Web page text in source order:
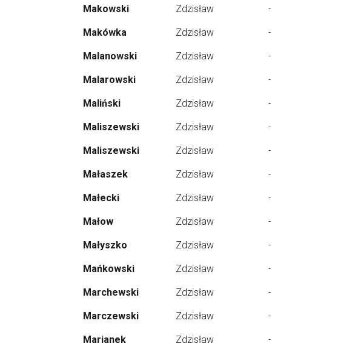
Makowski Zdzisław -
Makówka Zdzisław -
Malanowski Zdzisław -
Malarowski Zdzisław -
Maliński Zdzisław -
Maliszewski Zdzisław -
Maliszewski Zdzisław -
Małaszek Zdzisław -
Małecki Zdzisław -
Małow Zdzisław -
Małyszko Zdzisław -
Mańkowski Zdzisław -
Marchewski Zdzisław -
Marczewski Zdzisław -
Marianek Zdzisław -